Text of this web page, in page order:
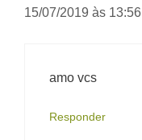
15/07/2019 às 13:56
amo vcs
Responder